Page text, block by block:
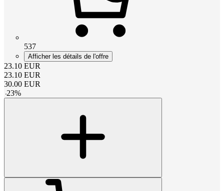
537
Afficher les détails de l'offre
23.10 EUR
23.10 EUR
30.00 EUR
-23%